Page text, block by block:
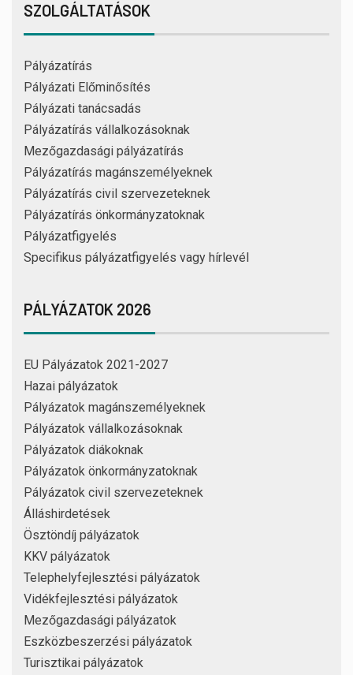
SZOLGÁLTATÁSOK
Pályázatírás
Pályázati Előminősítés
Pályázati tanácsadás
Pályázatírás vállalkozásoknak
Mezőgazdasági pályázatírás
Pályázatírás magánszemélyeknek
Pályázatírás civil szervezeteknek
Pályázatírás önkormányzatoknak
Pályázatfigyelés
Specifikus pályázatfigyelés vagy hírlevél
PÁLYÁZATOK 2026
EU Pályázatok 2021-2027
Hazai pályázatok
Pályázatok magánszemélyeknek
Pályázatok vállalkozásoknak
Pályázatok diákoknak
Pályázatok önkormányzatoknak
Pályázatok civil szervezeteknek
Álláshirdetések
Ösztöndíj pályázatok
KKV pályázatok
Telephelyfejlesztési pályázatok
Vidékfejlesztési pályázatok
Mezőgazdasági pályázatok
Eszközbeszerzési pályázatok
Turisztikai pályázatok